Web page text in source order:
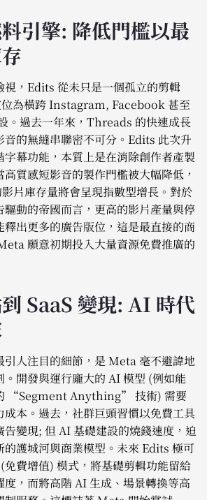
引擎: 降低門檻以最
視，Edits 從未只是一個孤立的剪輯
為橫跨 Instagram, Facebook 甚至
。過去一年來，Threads 的快速成長
音的無縫串聯密不可分。Edits 此次升
字幕功能，本質上是在消除創作者產製
質感短影音的製作門檻被大幅降低，
片庫存量將會呈現指數型增長。對於
驅動的帝國而言，更高的影片產量與停
釋出更多的廣告版位，這是最直接的商
願意初期投入大量資源免費推廣的
SaaS 變現: AI 時代
引人注目的細節，是 Meta 毫不避諱地
開發與運行龐大的 AI 模型 (例如能
“Segment Anything” 技術) 需要
本。過去，社群巨頭習慣以免費工具
告變現; 但 AI 基礎建設的燒錢速度，迫
護城河與商業模型。未來 Edits 極可
費增值) 模式，將基礎剪輯功能留給
度，而將高階 AI 生成、場景轉換等高